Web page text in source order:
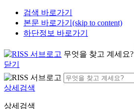
검색 바로가기
본문 바로가기(skip to content)
하단정보 바로가기
무엇을 찾고 계세요?
닫기
상세검색
상세검색